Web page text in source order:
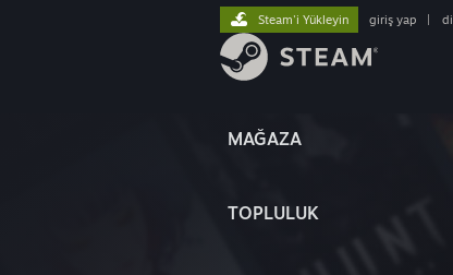
MAĞAZA
TOPLULUK
Steam'i Yükleyin giriş yap